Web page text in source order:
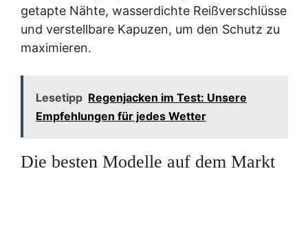
getapte Nähte, wasserdichte Reißverschlüsse
und verstellbare Kapuzen, um den Schutz zu
maximieren.
Lesetipp Regenjacken im Test: Unsere
Empfehlungen für jedes Wetter
Die besten Modelle auf dem Markt